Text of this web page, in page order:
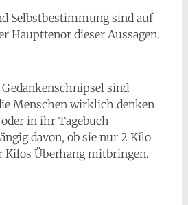
Selbstbestimmung sind auf
Haupttenor dieser Aussagen.
sind
Menschen wirklich denken
in ihr Tagebuch
davon, ob sie nur 2 Kilo
Kilos Überhang mitbringen.